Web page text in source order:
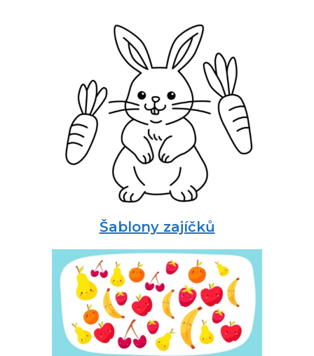
Šablony zajíčků